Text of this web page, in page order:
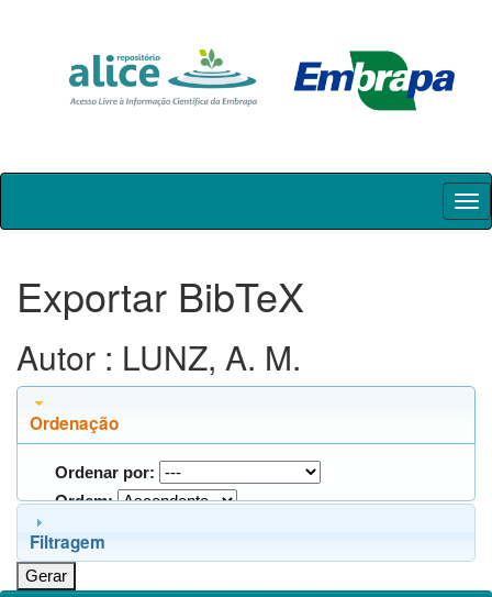
Skip
Exportar BibTeX
Autor : LUNZ, A. M.
Ordenação
Ordenar por:
Ordem:
Filtragem